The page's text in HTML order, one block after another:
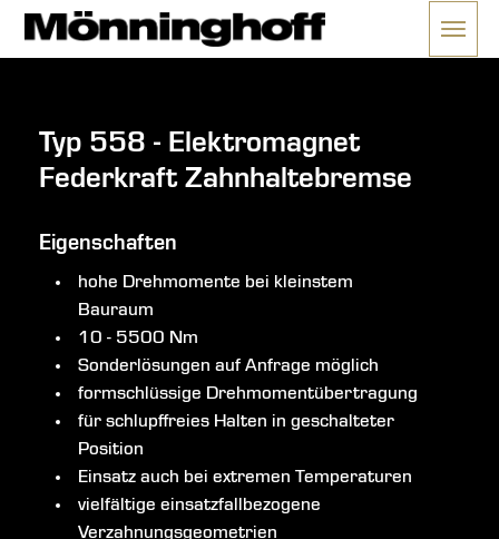
Menü
Typ 558 - Elektromagnet
Federkraft Zahnhaltebremse
Eigenschaften
hohe Drehmomente bei kleinstem
Bauraum
10 - 5500 Nm
Sonderlösungen auf Anfrage möglich
formschlüssige Drehmomentübertragung
für schlupffreies Halten in geschalteter
Position
Einsatz auch bei extremen Temperaturen
vielfältige einsatzfallbezogene
Verzahnungsgeometrien